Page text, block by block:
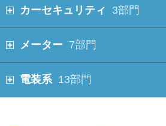
カーセキュリティ 3部門
メーター 7部門
電装系 13部門